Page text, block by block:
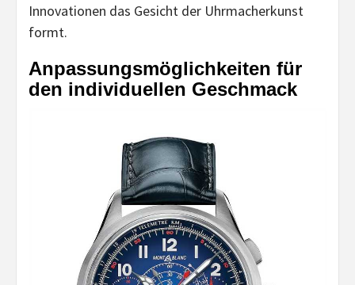
Innovationen das Gesicht der Uhrmacherkunst
formt.
Anpassungsmöglichkeiten für
den individuellen Geschmack